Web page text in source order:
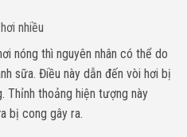
nhiều
nóng thì nguyên nhân có thể do
sữa. Điều này dẫn đến vòi hơi bị
Thỉnh thoảng hiện tượng này
bị cong gây ra.